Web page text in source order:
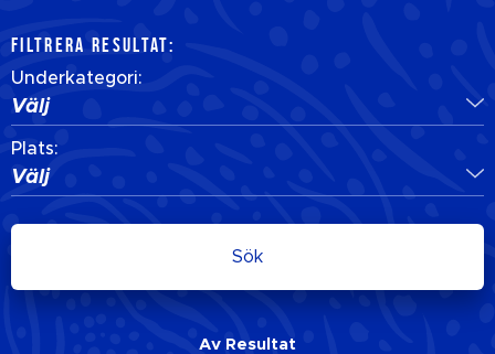
FILTRERA RESULTAT:
Underkategori:
Välj
Plats:
Välj
Sök
Av Resultat